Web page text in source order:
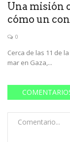
Una misión
cómo un
0
Cerca de las 11 de
mar en Gaza,...